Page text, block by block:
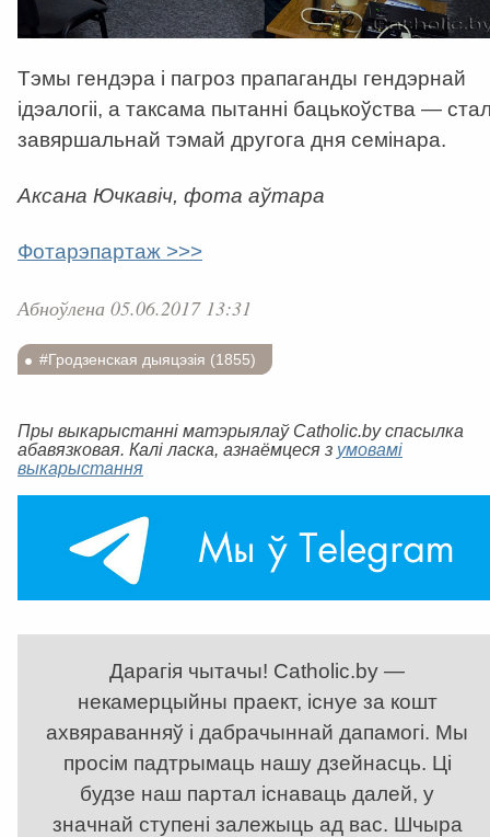
Тэмы гендэра і пагроз прапаганды гендэрнай
ідэалогіі, а таксама пытанні бацькоўства —
завяршальнай тэмай другога дня семінара.
Аксана Ючкавіч, фота аўтара
Фотарэпартаж >>>
Абноўлена 05.06.2017 13:31
#Гродзенская дыяцэзія (1855)
Пры выкарыстанні матэрыялаў Catholic.by спасылка
абавязковая. Калі ласка, азнаёмцеся з умовамі
выкарыстання
Дарагія чытачы! Catholic.by —
некамерцыйны праект, існуе за кошт
ахвяраванняў і дабрачыннай дапамогі. Мы
просім падтрымаць нашу дзейнасць. Ці
будзе наш партал існаваць далей, у
значнай ступені залежыць ад вас. Шчыра